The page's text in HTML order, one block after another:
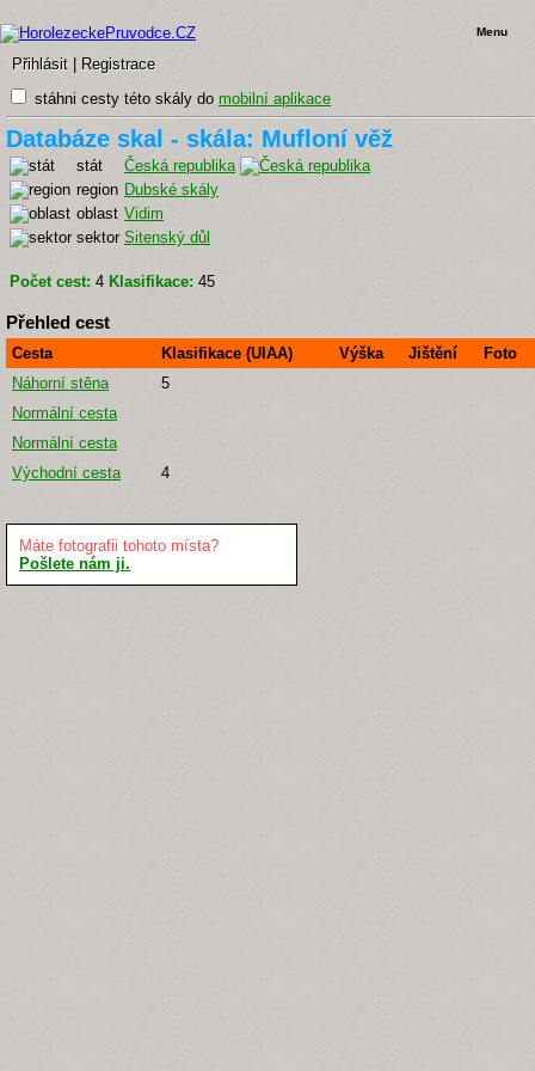
Přihlásit Registrace
Menu
stáhni cesty této skály do mobilní aplikace
Databáze skal - skála: Mufloní věž
stát
Česká republika
region Dubské skály
oblast Vidim
sektor Sitenský důl
Počet cest: 4 Klasifikace: 45
Přehled cest
Cesta Klasifikace (UIAA) Výška Jištění
Foto
Náhorní stěna
5
Normální cesta
Normální cesta
Východní cesta
4
Máte fotografii tohoto místa?
Pošlete nám ji.